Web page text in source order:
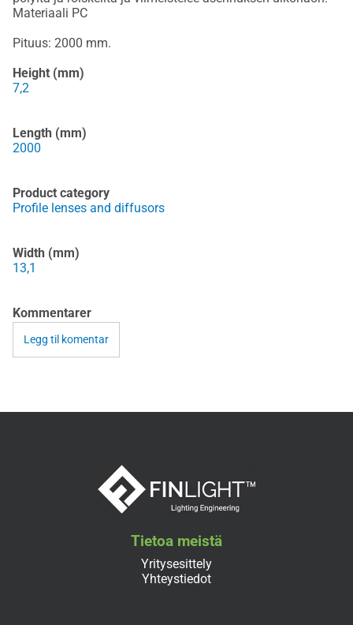
Materiaali PC
Pituus: 2000 mm.
Height (mm)
7,2
Length (mm)
2000
Product category
Profile lenses and diffusors
Width (mm)
13,1
Kommentarer
Legg til komentar
Tietoa meistä
Yritysesittely
Yhteystiedot